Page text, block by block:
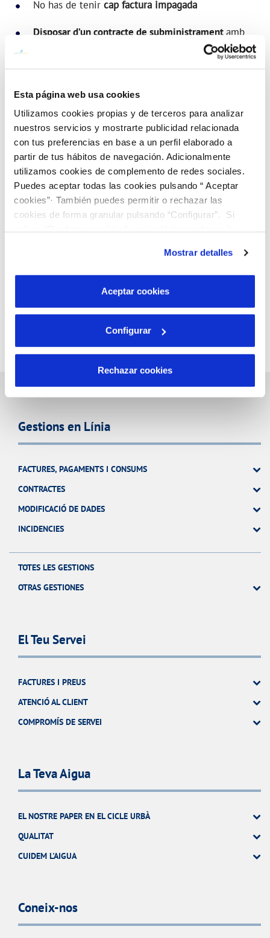
Esta página web usa cookies
Utilizamos cookies propias y de terceros para analizar
nuestros servicios y mostrarte publicidad relacionada
con tus preferencias en base a un perfil elaborado a
partir de tus hábitos de navegación. Adicionalmente
utilizamos cookies de complemento de redes sociales.
Puedes aceptar todas las cookies pulsando “ Aceptar
cookies”· También puedes permitir o rechazar las
cookies de forma granular pulsando “Configurar”. Si
son indispensables para que el sitio web funcione y que
por tanto no se pueden desactivar. Puedes consultar
más información en nuestraPolítica de Cookies
Mostrar detalles
Aceptar cookies
Configurar
Rechazar cookies
No has de tenir cap factura impagada
Disposar d’un contracte de subministramentamb
Com puc contractar-ho?
Accedeix a l’Àrea de clients(si no ets usuari hauràs
de registrar-te primer).
També pots contractar-ho através del telèfon
d’atenció al client o a les nostres oficines.
Gestions en Línia
FACTURES, PAGAMENTS I CONSUMS
CONTRACTES
MODIFICACIÓ DE DADES
INCIDENCIES
TOTES LES GESTIONS
OTRAS GESTIONES
El Teu Servei
FACTURES I PREUS
ATENCIÓ AL CLIENT
COMPROMÍS DE SERVEI
La Teva Aigua
EL NOSTRE PAPER EN EL CICLE URBÀ
QUALITAT
CUIDEM L'AIGUA
Coneix-nos